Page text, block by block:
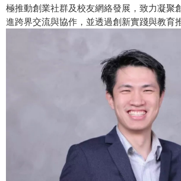
極推動創業社群及校友網絡發展，致力凝聚
進跨界交流與協作，並透過創新實踐與教育